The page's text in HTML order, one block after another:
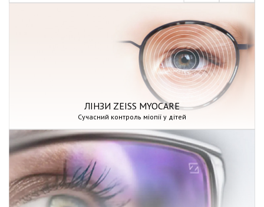
ЛІНЗИ ZEISS MYOCARE
Сучасний контроль міопії у дітей